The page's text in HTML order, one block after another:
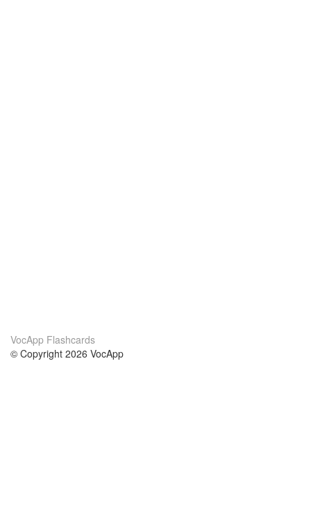
VocApp Flashcards
© Copyright 2026 VocApp